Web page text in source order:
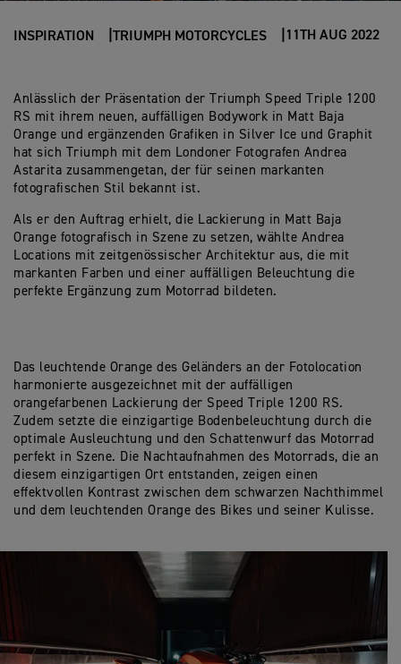
INSPIRATION TRIUMPH MOTORCYCLES 11TH AUG 2022
Anlässlich der Präsentation der Triumph Speed Triple 1200
RS mit ihrem neuen, auffälligen Bodywork in Matt Baja
Orange und ergänzenden Grafiken in Silver Ice und Graphit
hat sich Triumph mit dem Londoner Fotografen Andrea
Astarita zusammengetan, der für seinen markanten
fotografischen Stil bekannt ist.
Als er den Auftrag erhielt, die Lackierung in Matt Baja
Orange fotografisch in Szene zu setzen, wählte Andrea
Locations mit zeitgenössischer Architektur aus, die mit
markanten Farben und einer auffälligen Beleuchtung die
perfekte Ergänzung zum Motorrad bildeten.
Das leuchtende Orange des Geländers an der Fotolocation
harmonierte ausgezeichnet mit der auffälligen
orangefarbenen Lackierung der Speed Triple 1200 RS.
Zudem setzte die einzigartige Bodenbeleuchtung durch die
optimale Ausleuchtung und den Schattenwurf das Motorrad
perfekt in Szene. Die Nachtaufnahmen des Motorrads, die an
diesem einzigartigen Ort entstanden, zeigen einen
effektvollen Kontrast zwischen dem schwarzen Nachthimmel
und dem leuchtenden Orange des Bikes und seiner Kulisse.